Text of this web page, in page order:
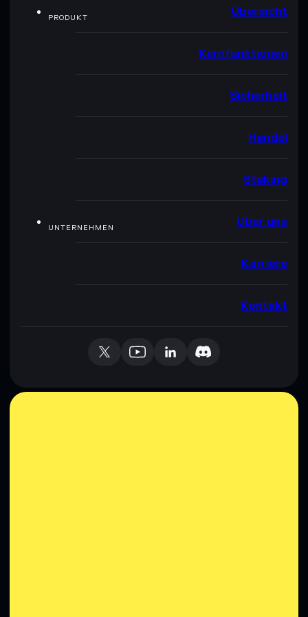
PRODUKT Übersicht
Kernfunktionen
Sicherheit
Handel
Staking
UNTERNEHMEN Über uns
Karriere
Kontakt